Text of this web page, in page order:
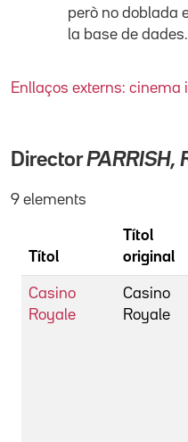
però no doblada
la base de dades.
Enllaços externs: cinema
DirectorPARRISH,
9 elements
Títol
Títol
original
Casino
Royale
Casino
Royale